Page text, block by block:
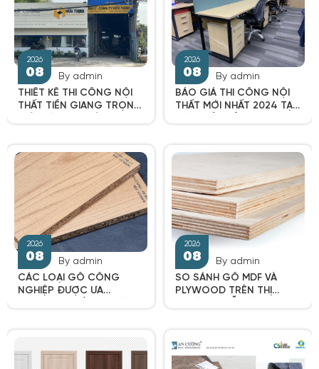
08 08
By admin
THIẾT KẾ THI CÔNG NỘI
THẤT TIỀN GIANG TRỌN
By admin
BÁO GIÁ THI CÔNG NỘI
THẤT MỚI NHẤT 2024 TẠI
By admin
CÁC LOẠI GỖ CÔNG
NGHIỆP ĐƯỢC ƯA
By admin
SO SÁNH GỖ MDF VÀ
PLYWOOD TRÊN THỊ